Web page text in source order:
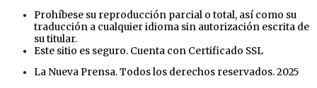
Prohíbese su reproducción parcial o total, así como su
traducción a cualquier idioma sin autorización escrita de
su titular.
Este sitio es seguro. Cuenta con Certificado SSL
La Nueva Prensa. Todos los derechos reservados. 2025